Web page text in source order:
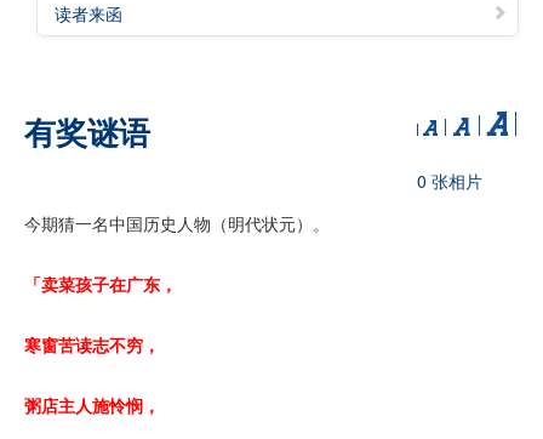
读者来函
有奖谜语
0 张相片
今期猜一名中国历史人物（明代状元）。
「卖菜孩子在广东，
寒窗苦读志不穷，
粥店主人施怜悯，